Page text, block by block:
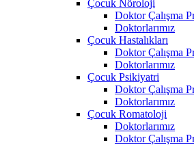
Çocuk Nöroloji
Doktor Çalışma
Doktorlarımız
Çocuk Hastalıkları
Doktor Çalışma
Doktorlarımız
Çocuk Psikiyatri
Doktor Çalışma
Doktorlarımız
Çocuk Romatoloji
Doktorlarımız
Doktor Çalışma